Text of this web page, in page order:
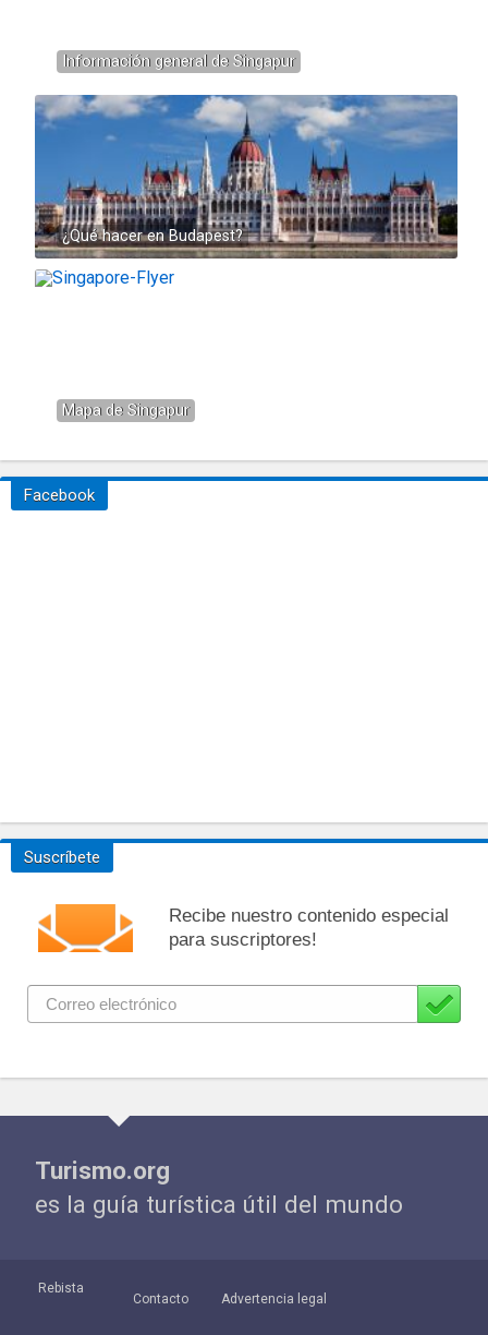
Información general de Singapur
¿Qué hacer en Budapest?
Mapa de Singapur
Facebook
Suscríbete
Recibe nuestro contenido especial
para suscriptores!
Turismo.org
es la guía turística útil del mundo
Rebista
Contacto Advertencia legal